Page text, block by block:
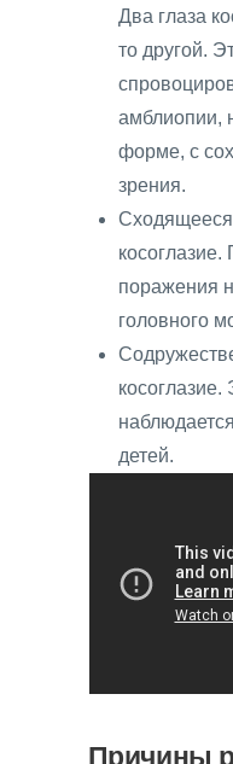
Два глаза
то другой.
амблиопии,
форме, с
зрения.
Сходящееся
косоглазие.
поражения
головного
косоглазие.
детей.
Причины